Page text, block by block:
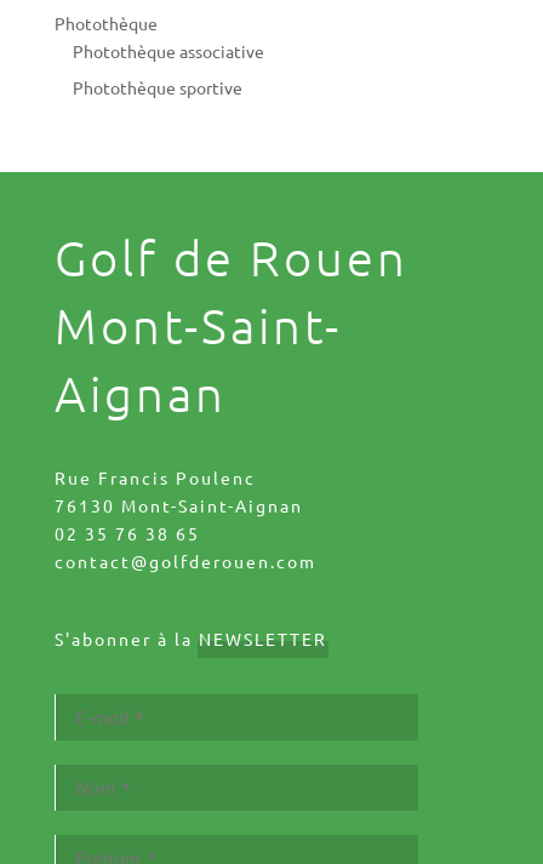
Photothèque
Photothèque associative
Photothèque sportive
Golf de Rouen
Mont-Saint-
Aignan
Rue Francis Poulenc
76130 Mont-Saint-Aignan
02 35 76 38 65
contact@golfderouen.com
S'abonner à la NEWSLETTER